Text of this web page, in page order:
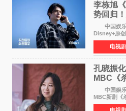
李栋旭
势回归
获赞
中国娱乐
Disney+原
22日正式上
完全体强势
评选为全球
电视剧
孔晓振
MBC《
恩斌展
中国娱乐
MBC新剧《
主演孔晓振